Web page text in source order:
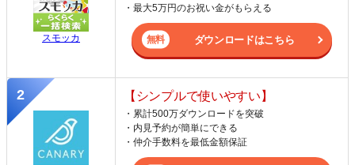
スモッカ
・最大5万円のお祝い金がもらえる
ダウンロードはこちら
【シンプルで使いやすい】
・累計500万ダウンロードを突破
・内見予約が簡単にできる
・仲介手数料を最低金額保証